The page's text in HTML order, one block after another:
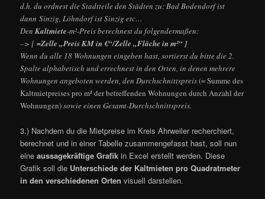
d.h. du ordnest die Stadtteile den Städten zu: Bad Bodendorf ist
dann Sinzig, Löhndorf ist Sinzig etc…
DenKaltmiete-m²-Preis berechnest du folgendermaßen:
–> [=Zelle „Preis KM in €“/Zelle „Fläche in m²“ ]
Wenn du alle 18 Wohnungen eingeben hast, sortierst du bitte die 2.
Spalte alphabetisch und errechnest in den Orten, in denen mehrere
Wohnungen angeboten werden, den Durchschnittspreis(= Summe des
Kaltmietpreises pro m² der betreffenden Wohnungen durch Anzahl der
Wohnungen)sowie einen Gesamt-Durchschnittspreis.
3.) Nachdem du die Mietpreise im Kreis Ahrweiler recherchiert,
berechnet und in einer Tabelle zusammengefasst hast, soll nun
eineaussagekräftige Grafik in Excel erstellt werden. Diese
Grafik soll die Unterschiede der Kaltmieten pro Quadratmeter
in den verschiedenen Orten visuell darstellen.